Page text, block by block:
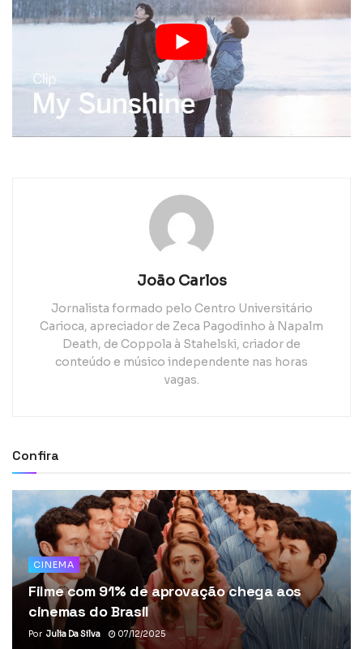
João Carlos
Jornalista formado pelo Centro Universitário
Carioca, apreciador de Zeca Pagodinho à Napalm
Death, de Coppola à Stahelski, criador de
conteúdo e músico independente nas horas
vagas.
Confira
CINEMA
Filme com 91% de aprovação chega aos
cinemas do Brasil
Por Julia Da Silva 07/12/2025